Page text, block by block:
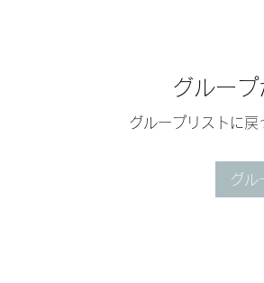
グルー
グループリストに
グル